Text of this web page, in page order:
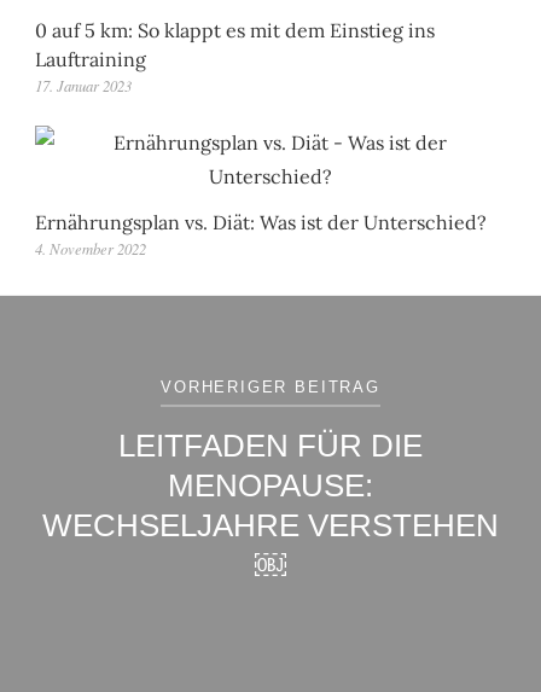
0 auf 5 km: So klappt es mit dem Einstieg ins
Lauftraining
17. Januar 2023
Ernährungsplan vs. Diät: Was ist der Unterschied?
4. November 2022
VORHERIGER BEITRAG
LEITFADEN FÜR DIE
MENOPAUSE:
WECHSELJAHRE VERSTEHEN
￼